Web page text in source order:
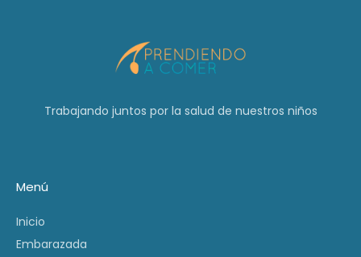
Trabajando juntos por la salud de nuestros niños
Menú
Inicio
Embarazada